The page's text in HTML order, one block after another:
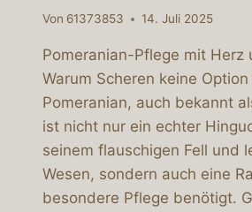
Von 61373853 14. Juli 2025
Pomeranian-Pflege mit Herz
Warum Scheren keine
Pomeranian, auch bekannt
ist nicht nur ein echter
seinem flauschigen Fell und
Wesen, sondern auch eine
besondere Pflege benötigt.